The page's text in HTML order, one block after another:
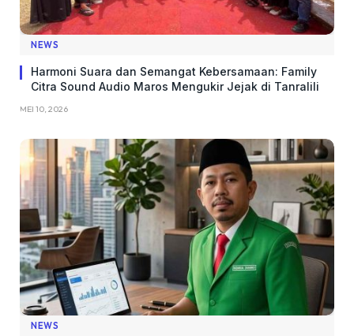
NEWS
Harmoni Suara dan Semangat Kebersamaan: Family
Citra Sound Audio Maros Mengukir Jejak di Tanralili
MEI 10, 2026
NEWS